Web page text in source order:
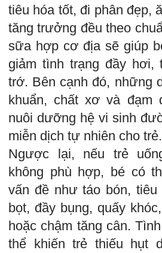
tiêu hóa tốt, đi phân đẹp,
tăng trưởng đều theo
sữa hợp cơ địa sẽ giúp
giảm tình trạng đầy hơi,
trớ. Bên cạnh đó, những
khuẩn, chất xơ và đạm
nuôi dưỡng hệ vi sinh
miễn dịch tự nhiên cho trẻ.
Ngược lại, nếu trẻ
không phù hợp, bé có
vấn đề như táo bón, tiêu
bọt, đầy bụng, quấy
hoặc chậm tăng cân.
thể khiến trẻ thiếu hụt